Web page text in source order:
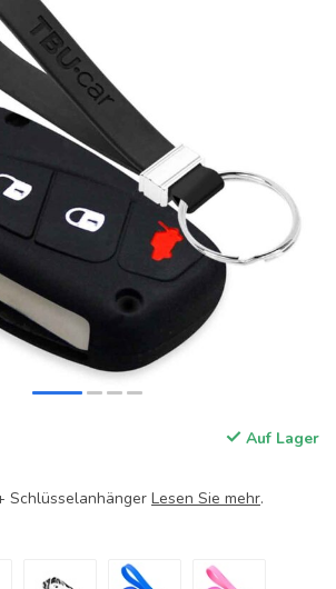
Auf Lager
Schlüsselanhänger Lesen Sie mehr.